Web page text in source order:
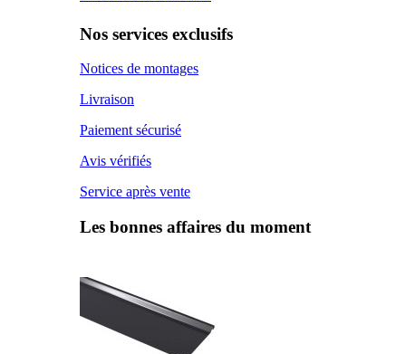
Nos services exclusifs
Notices de montages
Livraison
Paiement sécurisé
Avis vérifiés
Service après vente
Les bonnes affaires du moment